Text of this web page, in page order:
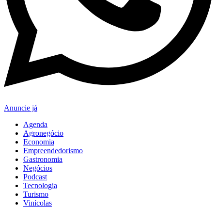
Anuncie já
Agenda
Agronegócio
Economia
Empreendedorismo
Gastronomia
Negócios
Podcast
Tecnologia
Turismo
Vinícolas